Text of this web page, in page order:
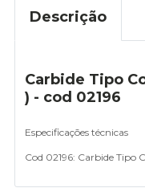
Descrição
Carbide Tipo
) - cod 02196
Especificações técnicas
Cod 02196: Carbide Tipo